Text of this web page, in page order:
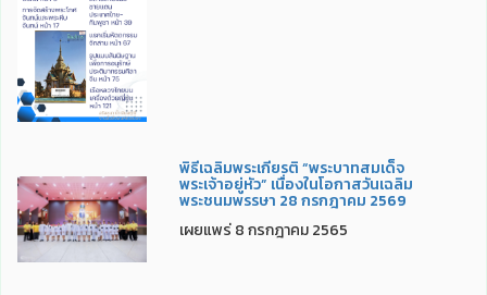
พิธีเฉลิมพระเกียรติ “พระบาทสมเด็จ
พระเจ้าอยู่หัว” เนื่องในโอกาสวันเฉลิม
พระชนมพรรษา 28 กรกฎาคม 2569
เผยแพร่ 8 กรกฎาคม 2565